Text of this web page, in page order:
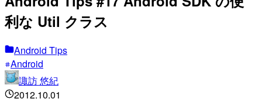
利な Util クラス
Android Tips
Android
諏訪 悠紀
2012.10.01